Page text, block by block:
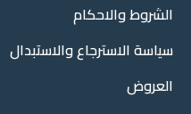
الشروط والاحكام
سياسة الاسترجاع والاستبدال
العروض